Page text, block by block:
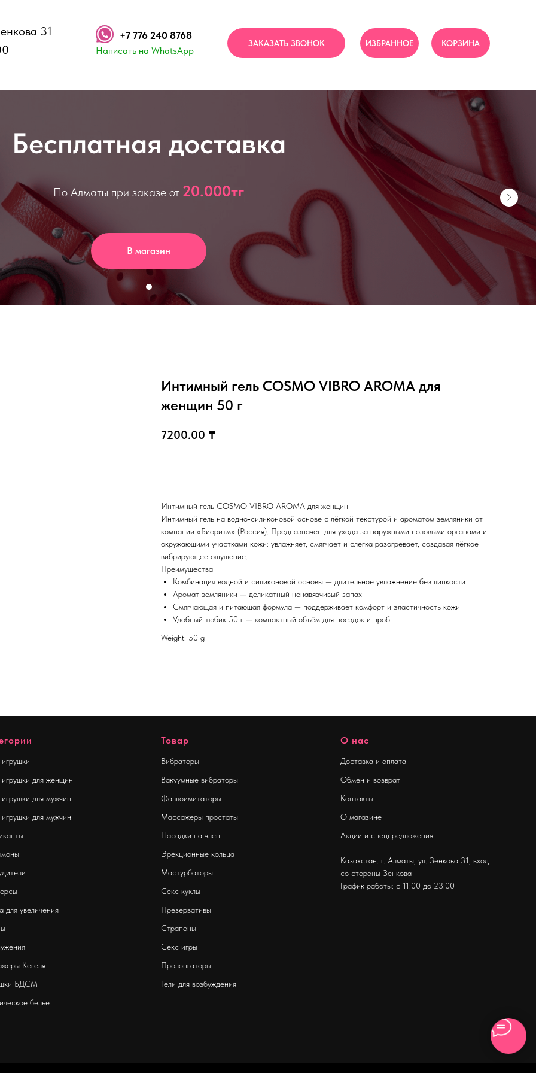
+7 776 240 8768
Написать на WhatsApp
ЗАКАЗАТЬ ЗВОНОК ИЗБРАННОЕ КОРЗИНА
31
Бесплатная доставка
По Алматы при заказе от 20.000тг
В магазин
Интимный гель COSMO VIBRO AROMA для
женщин 50 г
7200.00 ₸
Интимный гель COSMO VIBRO AROMA для женщин
Интимный гель на водно‑силиконовой основе с лёгкой текстурой и ароматом земляники от
компании «Биоритм» (Россия). Предназначен для ухода за наружными половыми органами и
окружающими участками кожи: увлажняет, смягчает и слегка разогревает, создавая лёгкое
вибрирующее ощущение.
Преимущества
Комбинация водной и силиконовой основы — длительное увлажнение без липкости
Аромат земляники — деликатный ненавязчивый запах
Смягчающая и питающая формула — поддерживает комфорт и эластичность кожи
Удобный тюбик 50 г — компактный объём для поездок и проб
Weight: 50 g
для женщин
для мужчин
для мужчин
для увеличения
Кегеля
БДСМ
белье
Товар
Вибраторы
Вакуумные вибраторы
Фаллоимитаторы
Массажеры простаты
Насадки на член
Эрекционные кольца
Мастурбаторы
Секс куклы
Презервативы
Страпоны
Секс игры
Пролонгаторы
Гели для возбуждения
О нас
Доставка и оплата
Обмен и возврат
Контакты
О магазине
Акции и спецпредложения
Казахстан. г. Алматы, ул. Зенкова 31 , вход
со стороны Зенкова
График работы: с 11:00 до 23:00